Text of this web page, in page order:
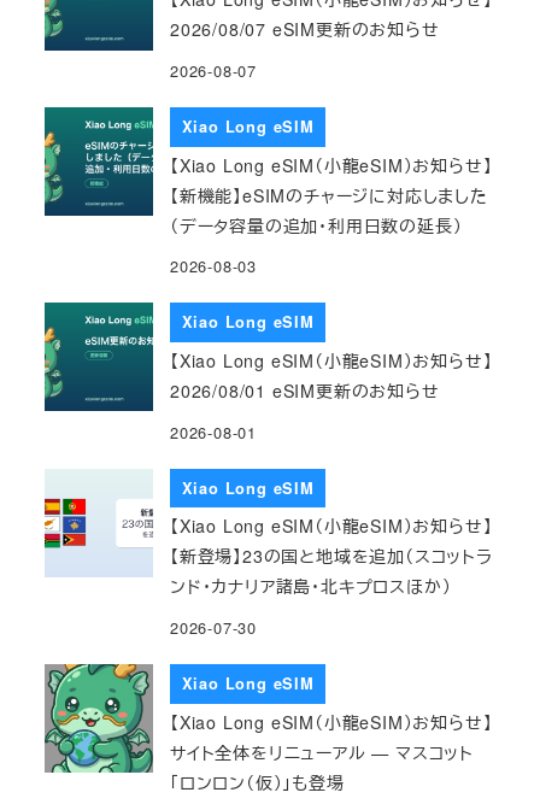
2026/08/07 eSIM更新のお知らせ
2026-08-07
Xiao Long eSIM
【Xiao Long eSIM（小龍eSIM）お知らせ】
【新機能】eSIMのチャージに対応しました
（データ容量の追加・利用日数の延長）
2026-08-03
Xiao Long eSIM
【Xiao Long eSIM（小龍eSIM）お知らせ】
2026/08/01 eSIM更新のお知らせ
2026-08-01
Xiao Long eSIM
【Xiao Long eSIM（小龍eSIM）お知らせ】
【新登場】23の国と地域を追加（スコットラ
ンド・カナリア諸島・北キプロスほか）
2026-07-30
Xiao Long eSIM
【Xiao Long eSIM（小龍eSIM）お知らせ】
サイト全体をリニューアル — マスコット
「ロンロン（仮）」も登場